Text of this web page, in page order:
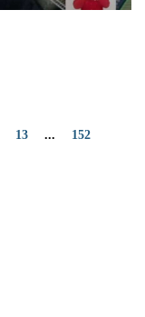
13 ... 152